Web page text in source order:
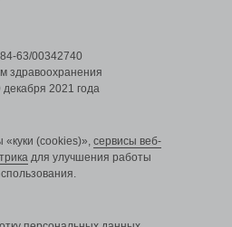
63/00342740
здравоохранения
2021 года
(cookies)», сервисы веб-
для улучшения работы